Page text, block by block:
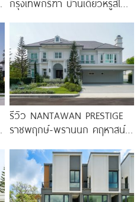
กรุงเทพกรีฑา บ้านเดี่ยวหรูสไตล์
Clubhouse วิวทะเลสาบ
รีวิว NANTAWAN PRESTIGE
ราชพฤกษ์-พรานนก คฤหาสน์